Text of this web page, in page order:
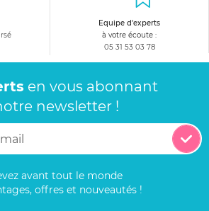
Equipe d'experts
à votre écoute :
05 31 53 03 78
en vous abonnant
newsletter !
avant tout le monde
offres et nouveautés !